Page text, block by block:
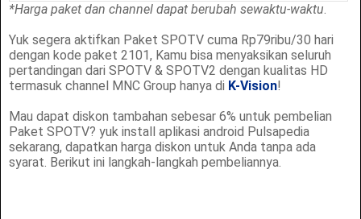
*Harga paket dan channel dapat berubah sewaktu-waktu.
Yuk segera aktifkan Paket SPOTV cuma Rp79ribu/30 hari
dengan kode paket 2101, Kamu bisa menyaksikan seluruh
pertandingan dari SPOTV & SPOTV2 dengan kualitas HD
termasuk channel MNC Group hanya di K-Vision!
Mau dapat diskon tambahan sebesar 6% untuk pembelian
Paket SPOTV? yuk install aplikasi android Pulsapedia
sekarang, dapatkan harga diskon untuk Anda tanpa ada
syarat. Berikut ini langkah-langkah pembeliannya.